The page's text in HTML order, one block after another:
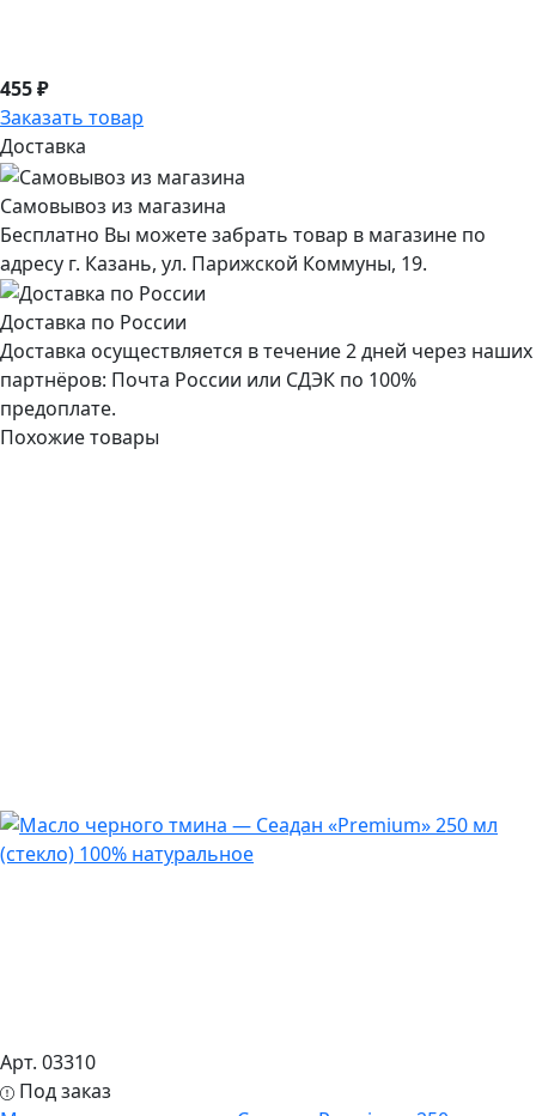
455 ₽
Заказать товар
Доставка
Самовывоз из магазина
Бесплатно Вы можете забрать товар в магазине по
адресу г. Казань, ул. Парижской Коммуны, 19.
Доставка по России
Доставка осуществляется в течение 2 дней через наших
партнёров: Почта России или СДЭК по 100%
предоплате.
Похожие товары
Арт. 03310
Под заказ